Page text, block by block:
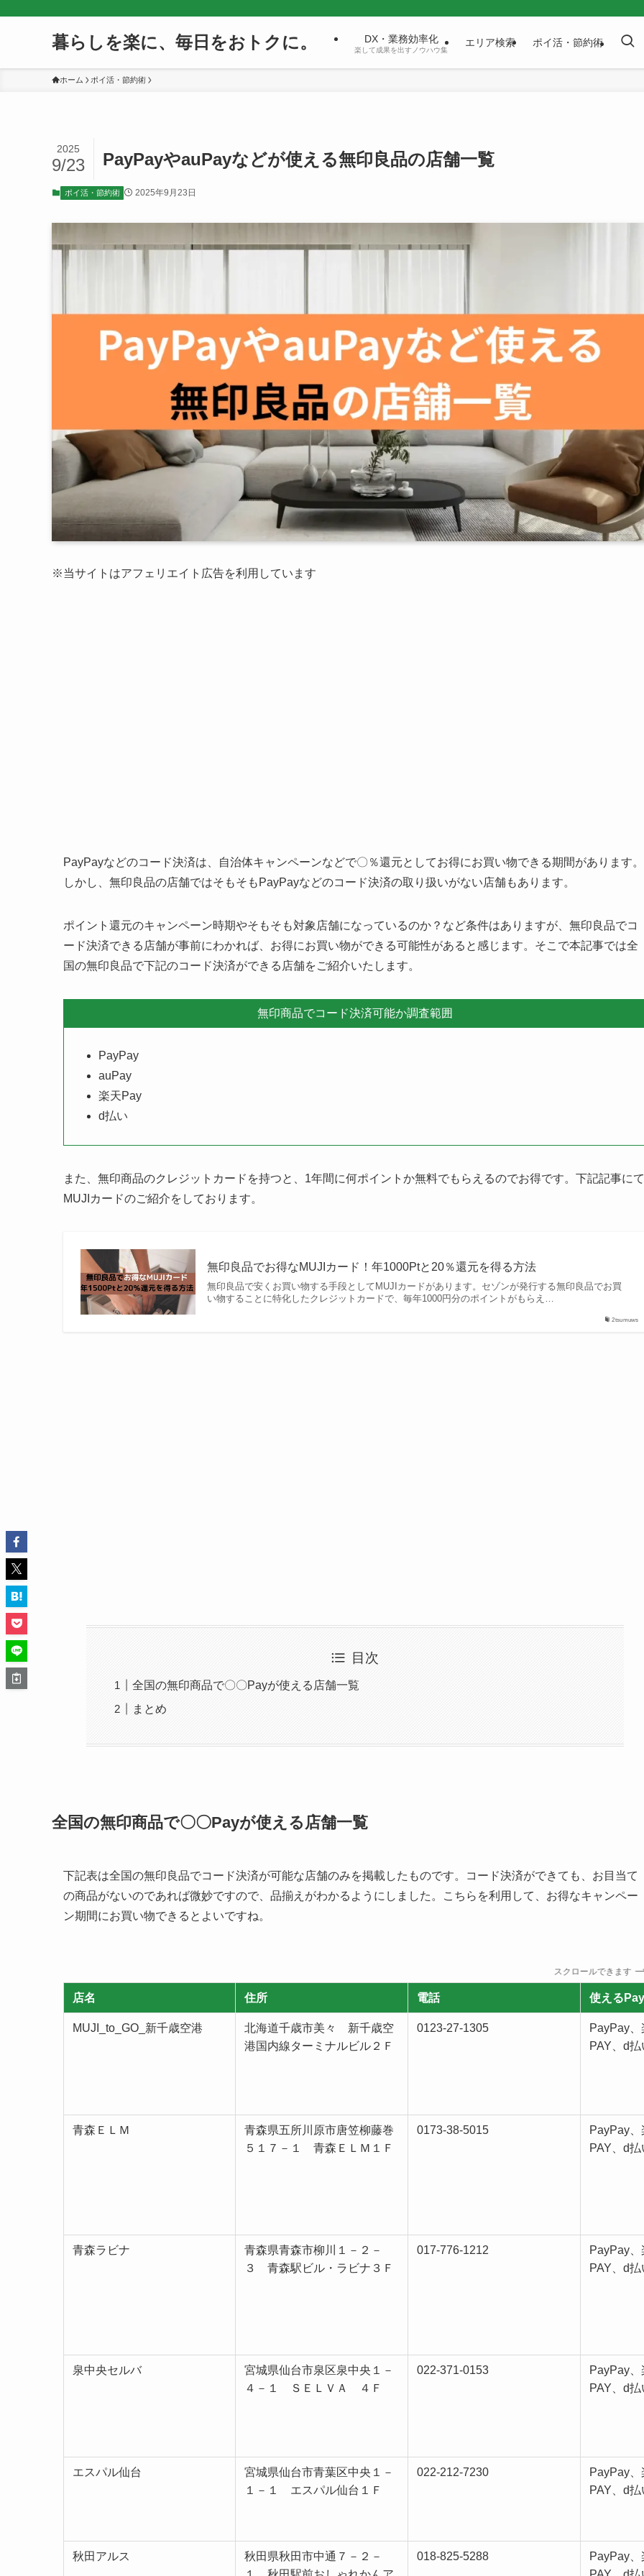
暮らしを楽に、毎日をおトクに。 DX・業務効率化
楽して成果を出すノウハウ集
エリア検索 ポイ活・節約術
ホーム ポイ活・節約術
PayPayやauPayなどが使える無印良品の店舗一覧
2025
9/23
ポイ活・節約術 2025年9月23日
※当サイトはアフェリエイト広告を利用しています
PayPayなどのコード決済は、自治体キャンペーンなどで〇％還元としてお得にお買い物できる期間があります。
しかし、無印良品の店舗ではそもそもPayPayなどのコード決済の取り扱いがない店舗もあります。
ポイント還元のキャンペーン時期やそもそも対象店舗になっているのか？など条件はありますが、無印良品でコ
ード決済できる店舗が事前にわかれば、お得にお買い物ができる可能性があると感じます。そこで本記事では全
国の無印良品で下記のコード決済ができる店舗をご紹介いたします。
無印商品でコード決済可能か調査範囲
PayPay
auPay
楽天Pay
d払い
また、無印商品のクレジットカードを持つと、1年間に何ポイントか無料でもらえるのでお得です。下記記事にて
MUJIカードのご紹介をしております。
2tsumuws
無印良品でお得なMUJIカード！年1000Ptと20％還元を得る方法
無印良品で安くお買い物する手段としてMUJIカードがあります。セゾンが発行する無印良品でお買
い物することに特化したクレジットカードで、毎年1000円分のポイントがもらえ…
目次
全国の無印商品で〇〇Payが使える店舗一覧
まとめ
全国の無印商品で〇〇Payが使える店舗一覧
下記表は全国の無印良品でコード決済が可能な店舗のみを掲載したものです。コード決済ができても、お目当て
の商品がないのであれば微妙ですので、品揃えがわかるようにしました。こちらを利用して、お得なキャンペー
ン期間にお買い物できるとよいですね。
スクロールできます
店名 住所 電話 使えるPay
MUJI_to_GO_新千歳空港
北海道千歳市美々 新千歳空
港国内線ターミナルビル２Ｆ
0123-27-1305
PayPay
PAY、d払
青森ＥＬＭ
青森県五所川原市唐笠柳藤巻
５１７－１ 青森ＥＬＭ１Ｆ
0173-38-5015
PayPay
PAY、d払
青森ラビナ
青森県青森市柳川１－２－
３ 青森駅ビル・ラビナ３Ｆ
017-776-1212
PayPay
PAY、d払
泉中央セルバ
宮城県仙台市泉区泉中央１－
４－１ ＳＥＬＶＡ ４Ｆ
022-371-0153
PayPay
PAY、d払
エスパル仙台
宮城県仙台市青葉区中央１－
１－１ エスパル仙台１Ｆ
022-212-7230
PayPay
PAY、d払
秋田アルス
秋田県秋田市中通７－２－
018-825-5288
PayPay